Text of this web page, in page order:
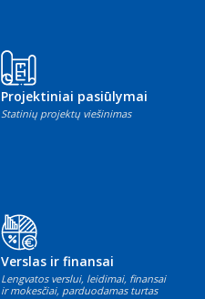
Projektiniai pasiūlymai
Statinių projektų viešinimas
Verslas ir finansai
Lengvatos verslui, leidimai, finansai
ir mokesčiai, parduodamas turtas